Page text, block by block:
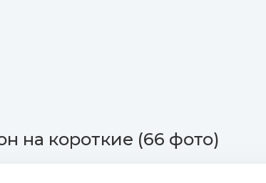
на короткие (66 фото)